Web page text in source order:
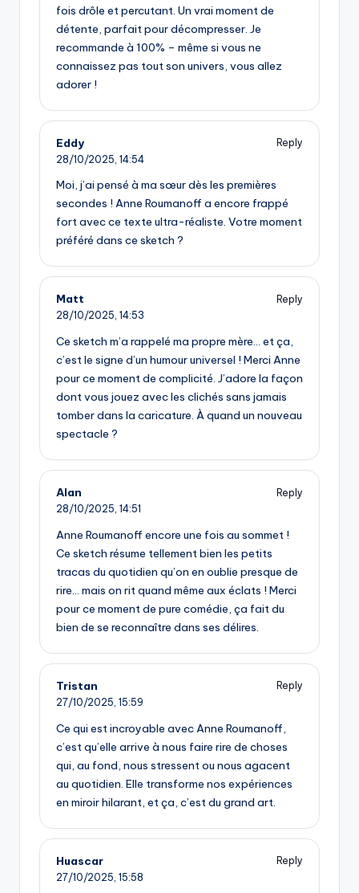
fois drôle et percutant. Un vrai moment de
détente, parfait pour décompresser. Je
recommande à 100% – même si vous ne
connaissez pas tout son univers, vous allez
adorer !
Eddy
Reply
28/10/2025, 14:54
Moi, j’ai pensé à ma sœur dès les premières
secondes ! Anne Roumanoff a encore frappé
fort avec ce texte ultra-réaliste. Votre moment
préféré dans ce sketch ?
Matt
Reply
28/10/2025, 14:53
Ce sketch m’a rappelé ma propre mère… et ça,
c’est le signe d’un humour universel ! Merci Anne
pour ce moment de complicité. J’adore la façon
dont vous jouez avec les clichés sans jamais
tomber dans la caricature. À quand un nouveau
spectacle ?
Alan
Reply
28/10/2025, 14:51
Anne Roumanoff encore une fois au sommet !
Ce sketch résume tellement bien les petits
tracas du quotidien qu’on en oublie presque de
rire… mais on rit quand même aux éclats ! Merci
pour ce moment de pure comédie, ça fait du
bien de se reconnaître dans ses délires.
Tristan
Reply
27/10/2025, 15:59
Ce qui est incroyable avec Anne Roumanoff,
c’est qu’elle arrive à nous faire rire de choses
qui, au fond, nous stressent ou nous agacent
au quotidien. Elle transforme nos expériences
en miroir hilarant, et ça, c’est du grand art.
Huascar
Reply
27/10/2025, 15:58